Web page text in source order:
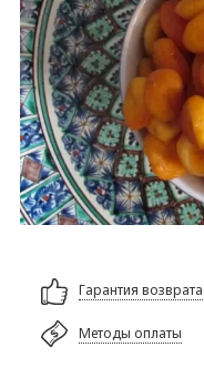
Гарантия возврата
Методы оплаты